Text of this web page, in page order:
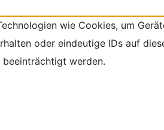
wie Cookies, um
oder eindeutige IDs auf
beeinträchtigt werden.